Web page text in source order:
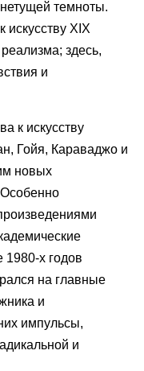
темноты.
искусству XIX
здесь,
и
к искусству
Гойя, Караваджо и
новых
1980-х годов
на главные
и
импульсы,
и